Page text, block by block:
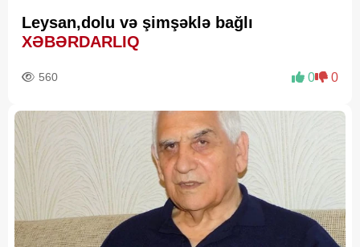
Leysan,dolu və şimşəklə bağlı
XƏBƏRDARLIQ
560 0 0